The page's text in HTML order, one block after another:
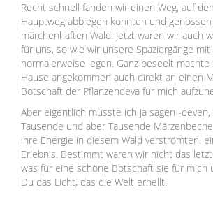
Recht schnell fanden wir einen Weg, auf
Hauptweg abbiegen konnten und
märchenhaften Wald. Jetzt waren wir auch
für uns, so wie wir unsere Spaziergänge
normalerweise legen. Ganz beseelt machte
Hause angekommen auch direkt an einen
Botschaft der Pflanzendeva für mich
Aber eigentlich müsste ich ja sagen -
Tausende und aber Tausende
ihre Energie in diesem Wald verströmten.
Erlebnis. Bestimmt waren wir nicht das
was für eine schöne Botschaft sie für mich
Du das Licht, das die Welt erhellt!